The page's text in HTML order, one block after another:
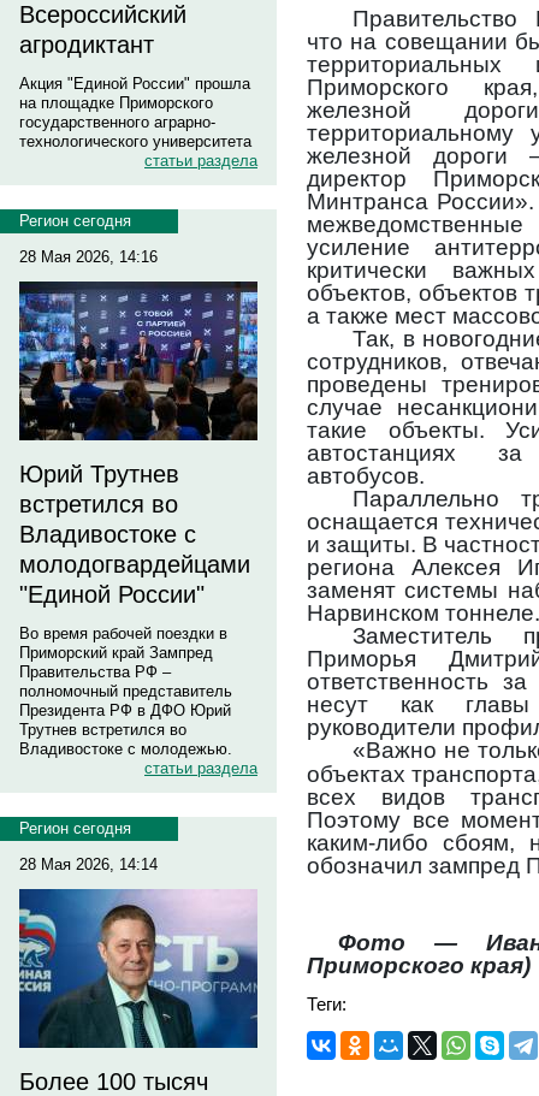
Всероссийский
агродиктант
Акция "Единой России" прошла
на площадке Приморского
государственного аграрно-
технологического университета
статьи раздела
Регион сегодня
28 Мая 2026, 14:16
Юрий Трутнев
встретился во
Владивостоке с
молодогвардейцами
"Единой России"
Во время рабочей поездки в
Приморский край Зампред
Правительства РФ –
полномочный представитель
Президента РФ в ДФО Юрий
Трутнев встретился во
Владивостоке с молодежью.
статьи раздела
Регион сегодня
28 Мая 2026, 14:14
Более 100 тысяч
что на совещании
Приморского
железной
территориальному
железной
директор
Минтранса
усиление
критически
объектов, объектов
а также мест
Так, в
сотрудников,
проведены
случае
такие объекты.
автостанциях
автобусов.
Параллельно
оснащается
и защиты. В
региона Алексея
заменят системы
Нарвинском тоннеле.
Заместитель
Приморья
ответственность
несут как
руководители
«Важно не
объектах
всех видов
Поэтому все
каким-либо сбоям,
обозначил зампред
Фото — Иван
Приморского края)
Теги: